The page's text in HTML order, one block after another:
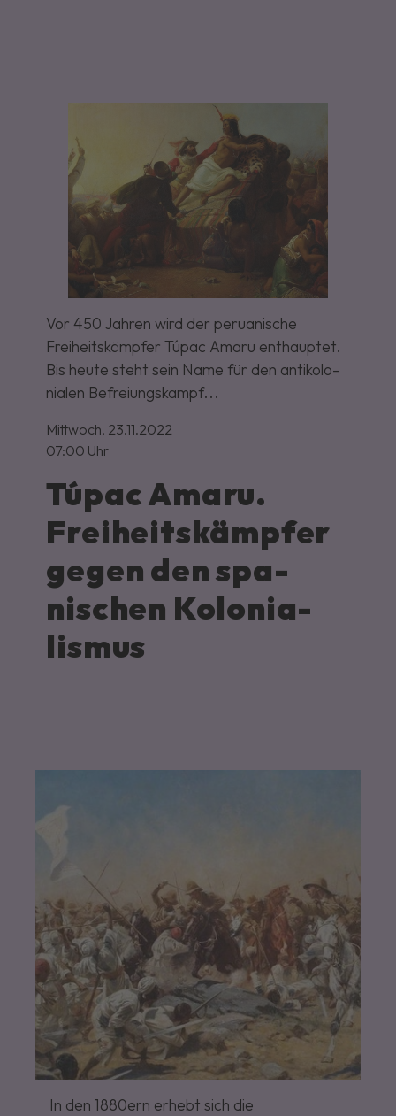
Túpac Amaru.
Frei­heits­kämpfer
gegen den spa­
nischen Ko­lo­nia­
lis­mus
Vor 450 Jahren wird der peru­anische
Freiheits­kämpfer Túpac Amaru ent­hauptet.
Bis heute steht sein Name für den anti­kolo­
nia­len Be­frei­ungs­kampf...
Mittwoch, 23.11.2022
07:00 Uhr
In den 1880ern erhebt sich die